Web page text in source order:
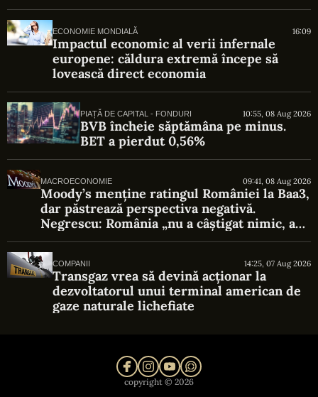
ECONOMIE MONDIALĂ 16:09
Impactul economic al verii infernale
europene: căldura extremă începe să
lovească direct economia
PIAȚĂ DE CAPITAL - FONDURI 10:55, 08 Aug 2026
BVB încheie săptămâna pe minus.
BET a pierdut 0,56%
MACROECONOMIE 09:41, 08 Aug 2026
Moody’s menține ratingul României la Baa3,
dar păstrează perspectiva negativă.
Negrescu: România „nu a câștigat nimic, a
evitat o pierdere”
COMPANII 14:25, 07 Aug 2026
Transgaz vrea să devină acționar la
dezvoltatorul unui terminal american de
gaze naturale lichefiate
copyright © 2026